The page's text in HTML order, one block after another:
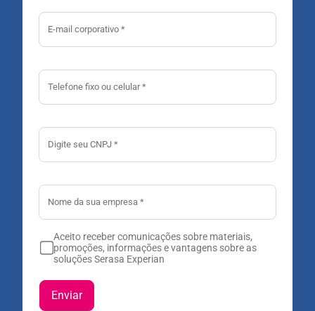
Aceito receber comunicações sobre materiais,
promoções, informações e vantagens sobre as
soluções Serasa Experian
Enviar